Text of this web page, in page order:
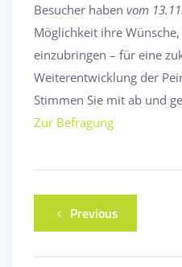
Besucher haben vom
Möglichkeit ihre
einzubringen – für eine
Weiterentwicklung der
Stimmen Sie mit ab und
Zur Befragung
Previous